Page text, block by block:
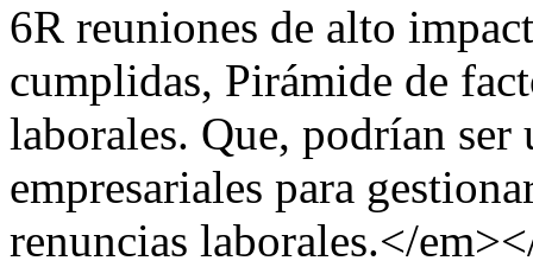
6R reuniones de alto
cumplidas, Pirámide de
laborales. Que, podrían
empresariales para
renuncias laborales.</